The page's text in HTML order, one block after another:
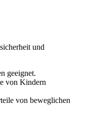
und
geeignet.
von Kindern
von beweglichen